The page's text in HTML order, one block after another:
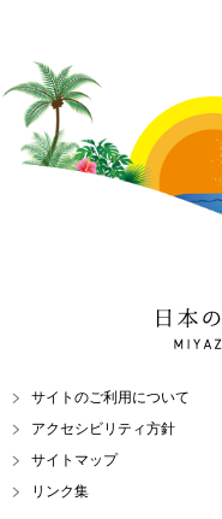
日本の
サイトのご利用について
アクセシビリティ方針
サイトマップ
リンク集